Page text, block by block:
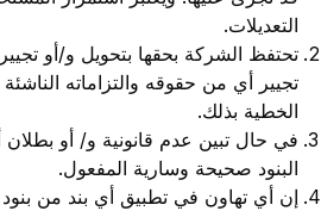
التعديلات.
تحتفظ الشركة بحقها بتحويل و/أو
تجيير أي من حقوقه والتزاماته
الخطية بذلك.
في حال تبين عدم قانونية و/ أو
البنود صحيحة وسارية المفعول.
إن أي تهاون في تطبيق أي بند من